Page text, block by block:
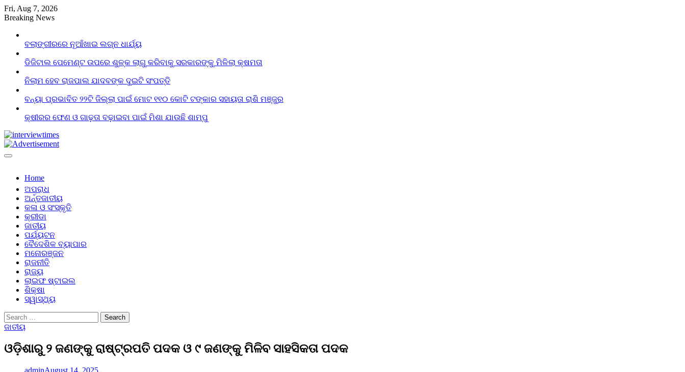
Skip
to
Fri, Aug 7, 2026
Breaking News
ବଲାଙ୍ଗୀରରେ ନୂଆଁଖାଇ ଲଗ୍ନ ଧାର୍ଯ୍ୟ
ଡିଜିଟାଲ ପେମେଣ୍ଟ ଉପରେ ଶୁଳ୍କ ଲାଗୁ କରିବାକୁ ସରକାରଙ୍କୁ ମିଳିଲା କ୍ଷମତା
ନିଲାମ ହେବ ରାଜପାଲ ଯାଦବଙ୍କ ଦୁଇଟି ସଂପତ୍ତି
ବନ୍ୟା ପ୍ରଭାବିତ ୨୨ଟି ଜିଲ୍ଲା ପାଇଁ ମୋଟ ୧୧୦ କୋଟି ଟଙ୍କାର ସହାୟତା ରାଶି ମଞ୍ଜୁର
କ୍ଷୀରର ଫେଣ ଓ ଗାଢ଼ତା ବଢ଼ାଇବା ପାଇଁ ମିଶା ଯାଉଛି ଶାମ୍ପୁ
Home
ଅପରାଧ
ଅର୍ନ୍ତଜାତୀୟ
କଳା ଓ ସଂସ୍କୃତି
କ୍ରୀଡା
ଜାତୀୟ
ପର୍ଯ୍ୟଟନ
ବୈଦେଶିକ ବ୍ୟାପାର
ମନୋରଞ୍ଜନ
ରାଜନୀତି
ରାଜ୍ୟ
ଲାଇଫ ଷ୍ଟାଇଲ
ଶିକ୍ଷା
ସ୍ୱାସ୍ଥ୍ୟ
Search
for:
ଜାତୀୟ
ଓଡ଼ିଶାରୁ ୨ ଜଣଙ୍କୁ ରାଷ୍ଟ୍ରପତି ପଦକ ଓ ୯ ଜଣଙ୍କୁ ମିଳିବ ସାହସିକତା ପଦକ
adminAugust 14, 2025